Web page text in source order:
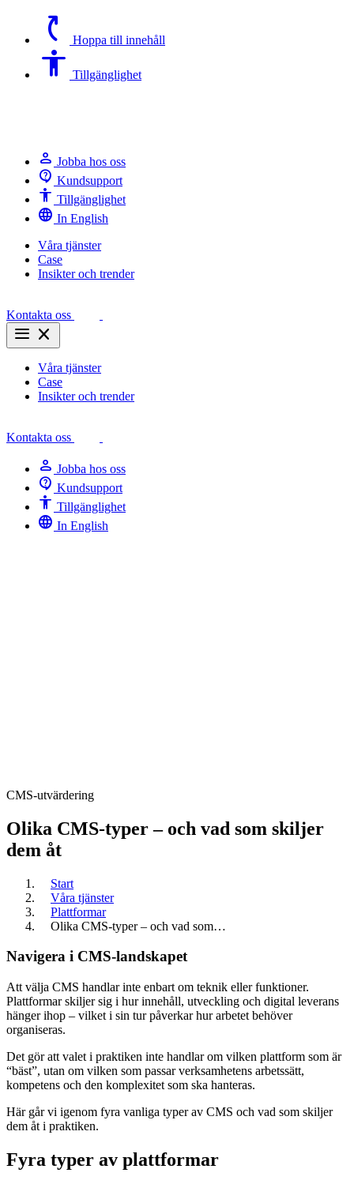
switch_access_shortcut Hoppa till innehåll
Accessibility Tillgänglighet
person Jobba hos oss
contact_support Kundsupport
Accessibility Tillgänglighet
language In English
Våra tjänster
Case
Insikter och trender
Kontakta oss
menu close
Våra tjänster
Case
Insikter och trender
Kontakta oss
person Jobba hos oss
contact_support Kundsupport
Accessibility Tillgänglighet
language In English
CMS-utvärdering
Olika CMS-typer – och vad som skiljer
dem åt
Start
Våra tjänster
Plattformar
Olika CMS-typer – och vad som…
Navigera i CMS-landskapet
Att välja CMS handlar inte enbart om teknik eller funktioner.
Plattformar skiljer sig i hur innehåll, utveckling och digital leverans
hänger ihop – vilket i sin tur påverkar hur arbetet behöver
organiseras.
Det gör att valet i praktiken inte handlar om vilken plattform som är
“bäst”, utan om vilken som passar verksamhetens arbetssätt,
kompetens och den komplexitet som ska hanteras.
Här går vi igenom fyra vanliga typer av CMS och vad som skiljer
dem åt i praktiken.
Fyra typer av plattformar